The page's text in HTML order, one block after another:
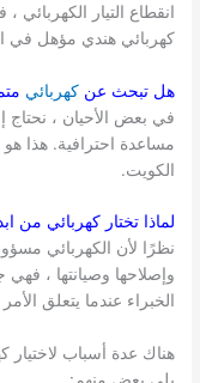
انقطاع التيار
كهربائي هندي مؤهل في
هل تبحث عنكهربائي
في بعض الأحيان ،
مساعدة احترافية. هذا
الكويت.
لماذا تختار كهربائي من
نظرًا لأن الكهربائي
وإصلاحها وصيانتها ، فهي
الخبراء عندما يتعلق
هناك عدة أسباب لاختيار